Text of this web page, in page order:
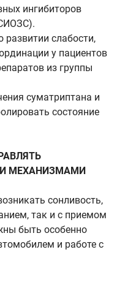
ингибиторов
слабости,
у пациентов
из группы
суматриптана и
состояние
МЕХАНИЗМАМИ
сонливость,
так и с приемом
быть особенно
и работе с